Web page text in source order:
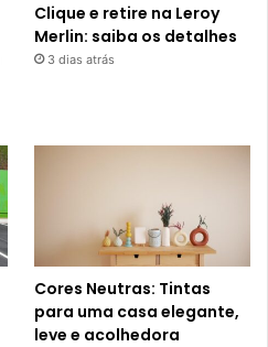
Clique e retire na Leroy
Merlin: saiba os detalhes
3 dias atrás
Cores Neutras: Tintas
para uma casa elegante,
leve e acolhedora